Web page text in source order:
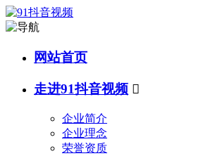
网站首页
走进91抖音视频 
企业简介
企业理念
荣誉资质